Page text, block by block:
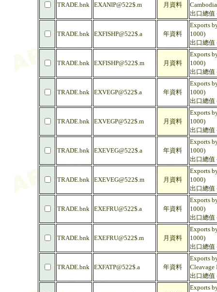
TRADE.bnk EXANIP@522$.m 月資料
出口總值
TRADE.bnk EXFISHP@522$.a 年資料
Exports
1000)
出口總值
TRADE.bnk EXFISHP@522$.m 月資料
Exports
1000)
出口總值
TRADE.bnk EXVEGP@522$.a 年資料
Exports
1000)
出口總值
TRADE.bnk EXVEGP@522$.m 月資料
Exports
1000)
出口總值
TRADE.bnk EXEVEG@522$.a 年資料
Exports
1000)
出口總值
TRADE.bnk EXEVEG@522$.m 月資料
Exports
1000)
出口總值
TRADE.bnk EXEFRU@522$.a 年資料
Exports
1000)
出口總值
TRADE.bnk EXEFRU@522$.m 月資料
Exports
1000)
出口總值
TRADE.bnk EXFATP@522$.a 年資料
Exports
Cleavage
出口總值
Exports